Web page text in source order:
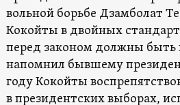
вольной борьбе Дзамболат
Кокойты в двойных
перед законом должны быть
напомнил бывшему
году Кокойты
в президентских выборах,